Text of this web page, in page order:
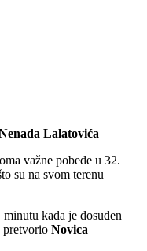
Lalatovića
važne pobede u 32.
su na svom terenu
kada je dosuđen
pretvorio Novica